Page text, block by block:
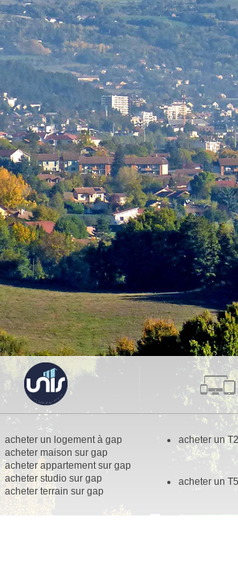
acheter un logement à gap
acheter maison sur gap
acheter appartement sur gap
acheter studio sur gap
acheter terrain sur gap
acheter un
acheter un